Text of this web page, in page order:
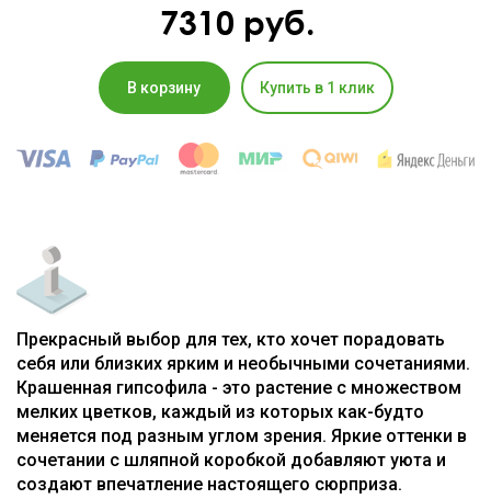
7310 руб.
В корзину Купить в 1 клик
Прекрасный выбор для тех, кто хочет порадовать
себя или близких ярким и необычными сочетаниями.
Крашенная гипсофила - это растение с множеством
мелких цветков, каждый из которых как-будто
меняется под разным углом зрения. Яркие оттенки в
сочетании с шляпной коробкой добавляют уюта и
создают впечатление настоящего сюрприза.